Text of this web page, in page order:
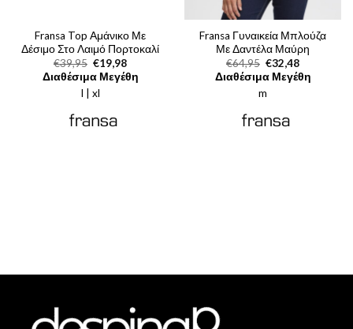
Fransa Top Αμάνικο Με
Δέσιμο Στο Λαιμό Πορτοκαλί
€39,95 Original
price
was:
€39,95.
€19,98Η
τρέχουσα
τιμή
Διαθέσιμα Μεγέθη
l | xl
Fransa Γυναικεία Μπλούζα
Με Δαντέλα Μαύρη
€64,95 Original
price
was:
€64,95.
€32,48Η
τρέχουσα
τιμή
Διαθέσιμα Μεγέθη
m